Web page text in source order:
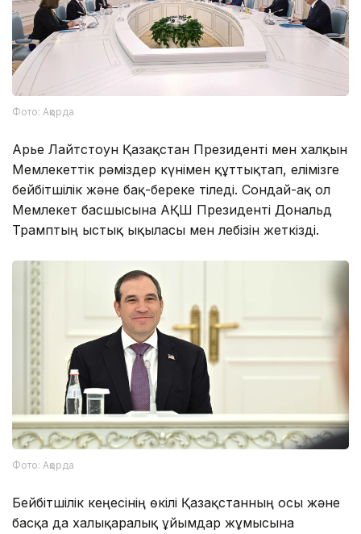
Фото: Ақорда
Арье Лайтстоун Қазақстан Президенті мен халқын
Мемлекеттік рәміздер күнімен құттықтап, елімізге
бейбітшілік және бақ-береке тіледі. Сондай-ақ ол
Мемлекет басшысына АҚШ Президенті Дональд
Трамптың ыстық ықыласы мен лебізін жеткізді.
Фото: Ақорда
Бейбітшілік кеңесінің өкілі Қазақстанның осы және
басқа да халықаралық ұйымдар жұмысына